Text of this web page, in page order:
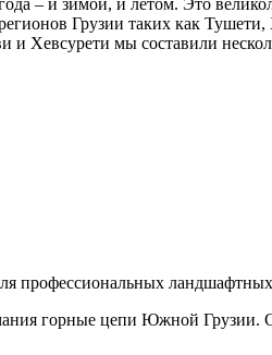
Грузии таких как
Хевсурети мы составили
профессиональных
горные цепи Южной Грузии.